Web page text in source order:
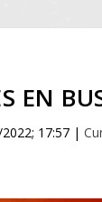
EN
17:57 |